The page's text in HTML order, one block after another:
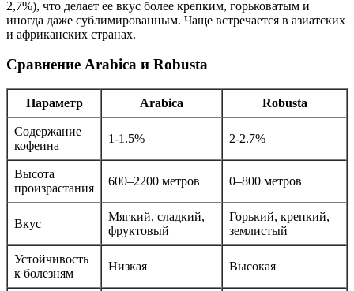
2,7%), что делает ее вкус более крепким, горьковатым и
иногда даже сублимированным. Чаще встречается в азиатских
и африканских странах.
Сравнение Arabica и Robusta
Параметр Arabica Robusta
Содержание
кофеина
1-1.5% 2-2.7%
Высота
произрастания
600–2200 метров 0–800 метров
Вкус
Мягкий, сладкий,
фруктовый
Горький, крепкий,
землистый
Устойчивость
к болезням
Низкая Высокая